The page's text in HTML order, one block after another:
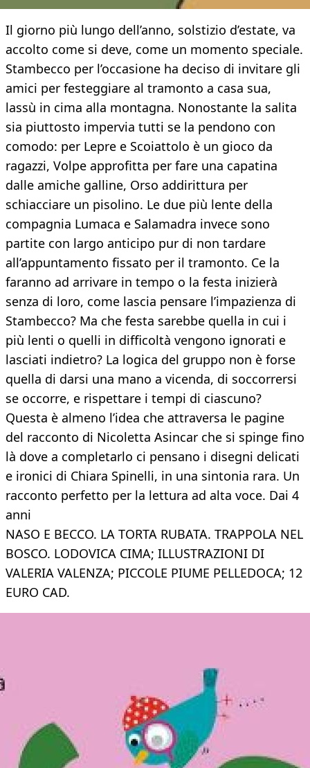
Il giorno più lungo dell’anno, solstizio d’estate, va
accolto come si deve, come un momento speciale.
Stambecco per l’occasione ha deciso di invitare gli
amici per festeggiare al tramonto a casa sua,
lassù in cima alla montagna. Nonostante la salita
sia piuttosto impervia tutti se la pendono con
comodo: per Lepre e Scoiattolo è un gioco da
ragazzi, Volpe approfitta per fare una capatina
dalle amiche galline, Orso addirittura per
schiacciare un pisolino. Le due più lente della
compagnia Lumaca e Salamadra invece sono
partite con largo anticipo pur di non tardare
all’appuntamento fissato per il tramonto. Ce la
faranno ad arrivare in tempo o la festa inizierà
senza di loro, come lascia pensare l’impazienza di
Stambecco? Ma che festa sarebbe quella in cui i
più lenti o quelli in difficoltà vengono ignorati e
lasciati indietro? La logica del gruppo non è forse
quella di darsi una mano a vicenda, di soccorrersi
se occorre, e rispettare i tempi di ciascuno?
Questa è almeno l’idea che attraversa le pagine
del racconto di Nicoletta Asincar che si spinge fino
là dove a completarlo ci pensano i disegni delicati
e ironici di Chiara Spinelli, in una sintonia rara. Un
racconto perfetto per la lettura ad alta voce. Dai 4
anni
NASO E BECCO. LA TORTA RUBATA. TRAPPOLA NEL
BOSCO. LODOVICA CIMA; ILLUSTRAZIONI DI
VALERIA VALENZA; PICCOLE PIUME PELLEDOCA; 12
EURO CAD.